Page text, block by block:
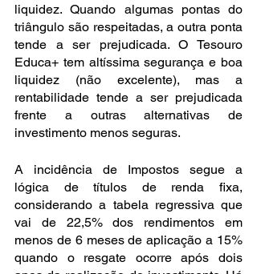
liquidez. Quando algumas pontas do
triângulo são respeitadas, a outra ponta
tende a ser prejudicada. O Tesouro
Educa+ tem altíssima segurança e boa
liquidez (não excelente), mas a
rentabilidade tende a ser prejudicada
frente a outras alternativas de
investimento menos seguras.
A incidência de Impostos segue a
lógica de títulos de renda fixa,
considerando a tabela regressiva que
vai de 22,5% dos rendimentos em
menos de 6 meses de aplicação a 15%
quando o resgate ocorre após dois